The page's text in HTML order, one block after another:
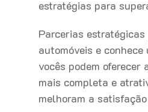
estratégias para
Parcerias
automóveis e
vocês podem
mais completa e
melhoram a